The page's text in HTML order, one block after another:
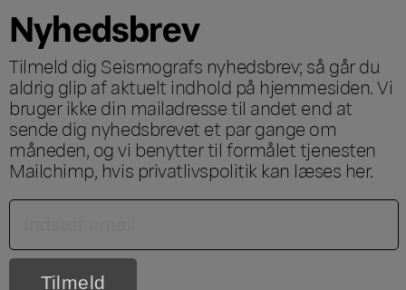
Nyhedsbrev
Tilmeld dig Seismografs nyhedsbrev; så går du
aldrig glip af aktuelt indhold på hjemmesiden. Vi
bruger ikke din mailadresse til andet end at
sende dig nyhedsbrevet et par gange om
måneden, og vi benytter til formålet tjenesten
Mailchimp, hvis privatlivspolitik kan læses her.